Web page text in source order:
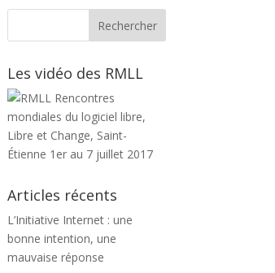
Les vidéo des RMLL
Articles récents
L’Initiative Internet : une
bonne intention, une
mauvaise réponse